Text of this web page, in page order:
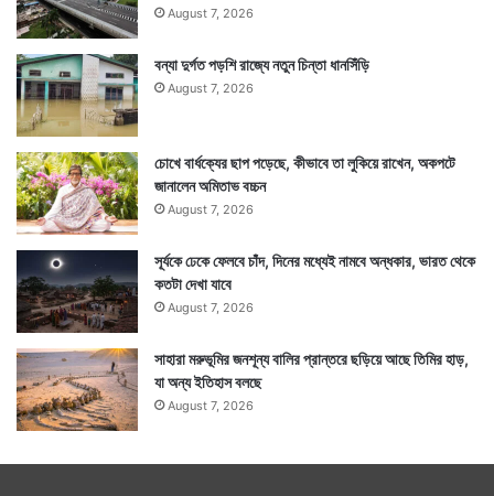
August 7, 2026
বন্যা দুর্গত পড়শি রাজ্যে নতুন চিন্তা ধানসিঁড়ি
August 7, 2026
চোখে বার্ধক্যের ছাপ পড়েছে, কীভাবে তা লুকিয়ে রাখেন, অকপটে
জানালেন অমিতাভ বচ্চন
August 7, 2026
সূর্যকে ঢেকে ফেলবে চাঁদ, দিনের মধ্যেই নামবে অন্ধকার, ভারত থেকে
কতটা দেখা যাবে
August 7, 2026
সাহারা মরুভূমির জনশূন্য বালির প্রান্তরে ছড়িয়ে আছে তিমির হাড়,
যা অন্য ইতিহাস বলছে
August 7, 2026